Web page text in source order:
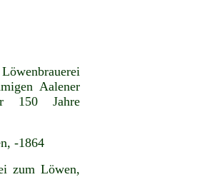
Aalener
150 Jahre
-1864
zum Löwen,